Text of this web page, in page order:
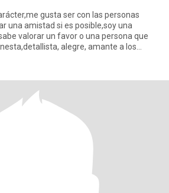
gusta ser con las personas
una amistad si es posible,soy una
valorar un favor o una persona que
alegre, amante a los